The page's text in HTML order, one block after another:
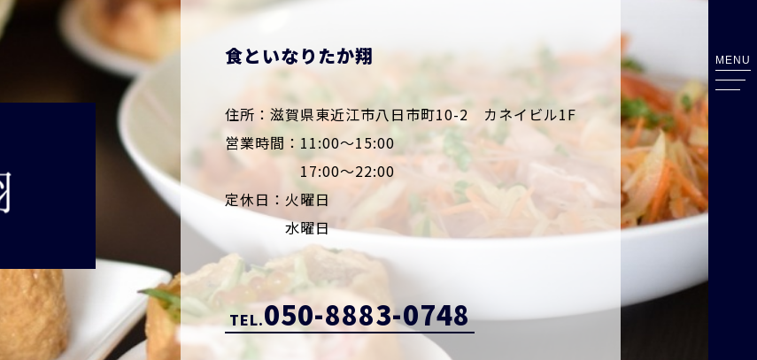
食といなりたか翔
住所：滋賀県東近江市八日市町10-2 カネイビル1F
営業時間：11:00～15:00
17:00～22:00
定休日：火曜日
水曜日
TEL.050-8883-0748
MENU